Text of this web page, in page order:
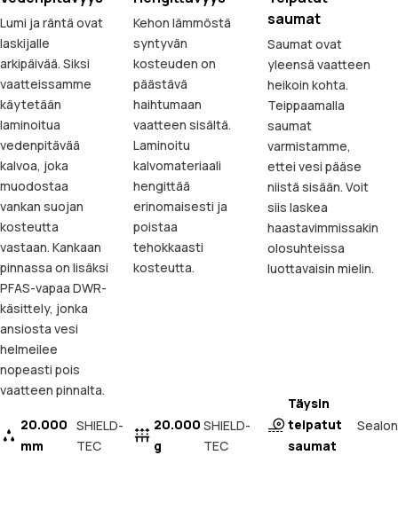
Lumi ja räntä ovat
laskijalle
arkipäivää. Siksi
vaatteissamme
käytetään
laminoitua
vedenpitävää
kalvoa, joka
muodostaa
vankan suojan
kosteutta
vastaan. Kankaan
pinnassa on lisäksi
PFAS-vapaa DWR-
käsittely, jonka
ansiosta vesi
helmeilee
nopeasti pois
vaatteen pinnalta.
20.000
mm
SHIELD-
TEC
Kehon lämmöstä
syntyvän
kosteuden on
päästävä
haihtumaan
vaatteen sisältä.
Laminoitu
kalvomateriaali
hengittää
erinomaisesti ja
poistaa
tehokkaasti
kosteutta.
20.000
g
SHIELD-
TEC
saumat
Saumat ovat
yleensä vaatteen
heikoin kohta.
Teippaamalla
saumat
varmistamme,
ettei vesi pääse
niistä sisään. Voit
siis laskea
haastavimmissakin
olosuhteissa
luottavaisin mielin.
Täysin
teipatut
saumat
Sealon